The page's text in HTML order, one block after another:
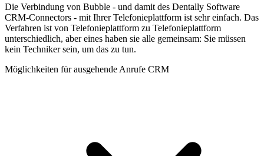
Die Verbindung von Bubble - und damit des Dentally Software
CRM-Connectors - mit Ihrer Telefonieplattform ist sehr einfach. Das
Verfahren ist von Telefonieplattform zu Telefonieplattform
unterschiedlich, aber eines haben sie alle gemeinsam: Sie müssen
kein Techniker sein, um das zu tun.
Möglichkeiten für ausgehende Anrufe CRM